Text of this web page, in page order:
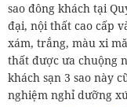
sao đông khách tại
đại, nội thất cao cấp
xám, trắng, màu xi
thất được ưa chuộng
khách sạn 3 sao này
nghiệm nghỉ dưỡng